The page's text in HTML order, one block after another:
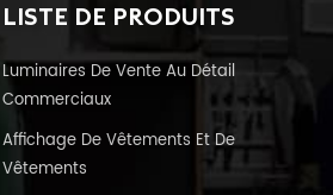
LISTE DE PRODUITS
Luminaires De Vente Au Détail
Commerciaux
Affichage De Vêtements Et De
Vêtements